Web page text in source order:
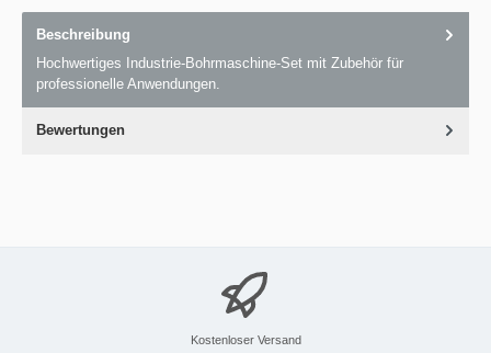
Beschreibung
Hochwertiges Industrie-Bohrmaschine-Set mit Zubehör für
professionelle Anwendungen.
Bewertungen
Kostenloser Versand